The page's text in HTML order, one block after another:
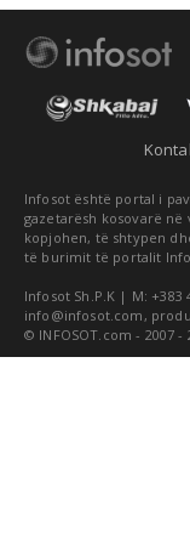
Infosot është portal i
gazetarësh kosovarë
kopjohen, të shtypen
të burimit të portalit
Infosot Sh.P.K | M: +383
info@infosot.com ,
© INFOSOT.com - 2007